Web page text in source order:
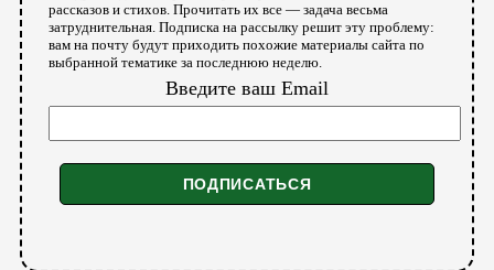
рассказов и стихов. Прочитать их все — задача весьма
затруднительная. Подписка на рассылку решит эту проблему:
вам на почту будут приходить похожие материалы сайта по
выбранной тематике за последнюю неделю.
Введите ваш Email